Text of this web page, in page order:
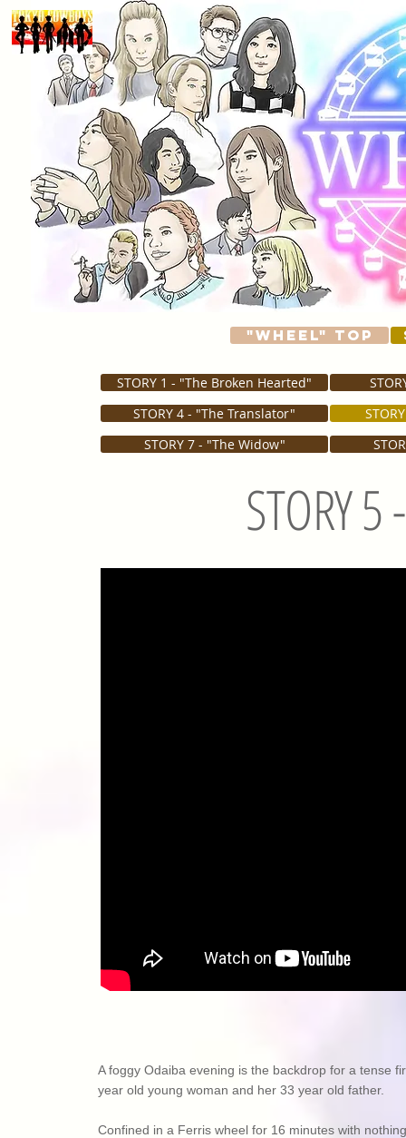
"WHEEL" TOP
STORY 1 - "The Broken Hearted"
STORY 4 - "The Translator"
STORY 7 - "The Widow"
STORY
A foggy Odaiba evening is the backdrop for a tense
year old young woman and her 33 year old father.
Confined in a Ferris wheel for 16 minutes with